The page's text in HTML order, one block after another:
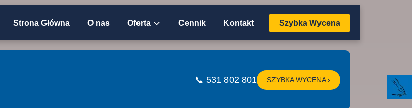
Strona Główna O nas Oferta Cennik Kontakt Szybka Wycena
📞 531 802 801 SZYBKA WYCENA ›